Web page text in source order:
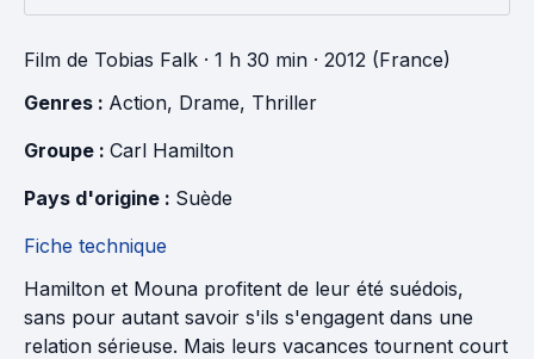
Film de Tobias Falk · 1 h 30 min · 2012 (France)
Genres : Action, Drame, Thriller
Groupe : Carl Hamilton
Pays d'origine : Suède
Fiche technique
Hamilton et Mouna profitent de leur été suédois,
sans pour autant savoir s'ils s'engagent dans une
relation sérieuse. Mais leurs vacances tournent court